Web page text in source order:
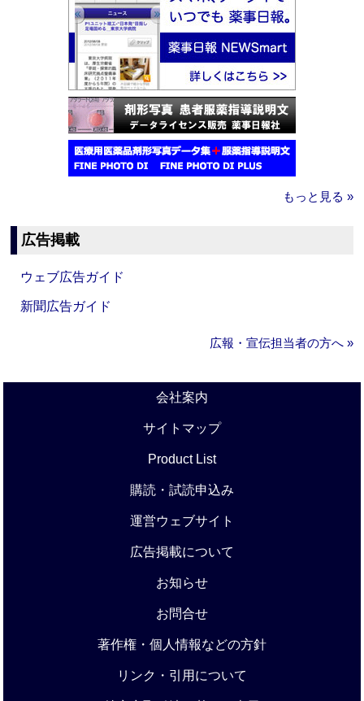
もっと見る »
広告掲載
ウェブ広告ガイド
新聞広告ガイド
広報・宣伝担当者の方へ »
会社案内
サイトマップ
Product List
購読・試読申込み
運営ウェブサイト
広告掲載について
お知らせ
お問合せ
著作権・個人情報などの方針
リンク・引用について